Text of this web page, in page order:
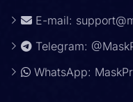
E-mail:
Telegram:
WhatsApp: